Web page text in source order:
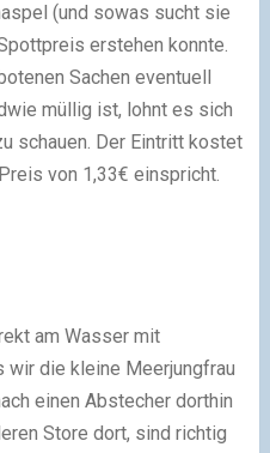
(und sowas sucht sie
erstehen konnte.
Sachen eventuell
müllig ist, lohnt es sich
schauen. Der Eintritt kostet
von 1,33€ einspricht.
am Wasser mit
wir die kleine Meerjungfrau
einen Abstecher dorthin
Store dort, sind richtig